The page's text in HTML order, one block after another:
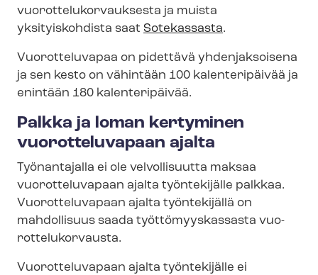
vuo­rot­te­lu­kor­vauk­ses­ta ja muista
yksityiskohdista saat Sotekassasta.
Vuorotteluvapaa on pidettävä yhdenjaksoisena
ja sen kesto on vähintään 100 kalenteripäivää ja
enintään 180 kalenteripäivää.
Palkka ja loman kertyminen
vuorotteluvapaan ajalta
Työnantajalla ei ole velvollisuutta maksaa
vuorotteluvapaan ajalta työntekijälle palkkaa.
Vuorotteluvapaan ajalta työntekijällä on
mahdollisuus saada työt­tö­myys­kas­sas­ta vuo­
rot­te­lu­kor­vaus­ta.
Vuorotteluvapaan ajalta työntekijälle ei